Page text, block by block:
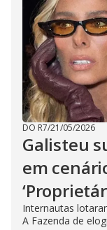
DO R7/21/05/2026
Galisteu
em
Internautas
A Fazenda de